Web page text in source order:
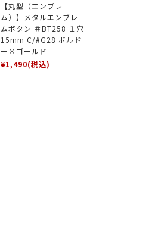
【丸型（エンブレ
ム）】メタルエンブレ
ムボタン ＃BT258 １穴
15mm C/#G28 ボルド
ー×ゴールド
¥1,490(税込)